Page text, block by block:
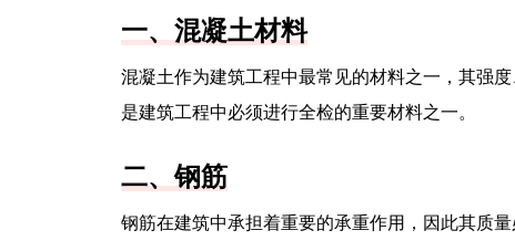
一、混凝土材料
混凝土作为建筑工程中最常见的材料之一，其强
是建筑工程中必须进行全检的重要材料之一。
二、钢筋
钢筋在建筑中承担着重要的承重作用，因此其质